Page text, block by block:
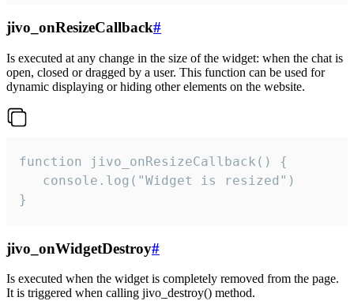
jivo_onResizeCallback#
Is executed at any change in the size of the widget: when the chat is
open, closed or dragged by a user. This function can be used for
dynamic displaying or hiding other elements on the website.
function jivo_onResizeCallback() {
   console.log("Widget is resized")
}
jivo_onWidgetDestroy#
Is executed when the widget is completely removed from the page.
It is triggered when calling jivo_destroy() method.